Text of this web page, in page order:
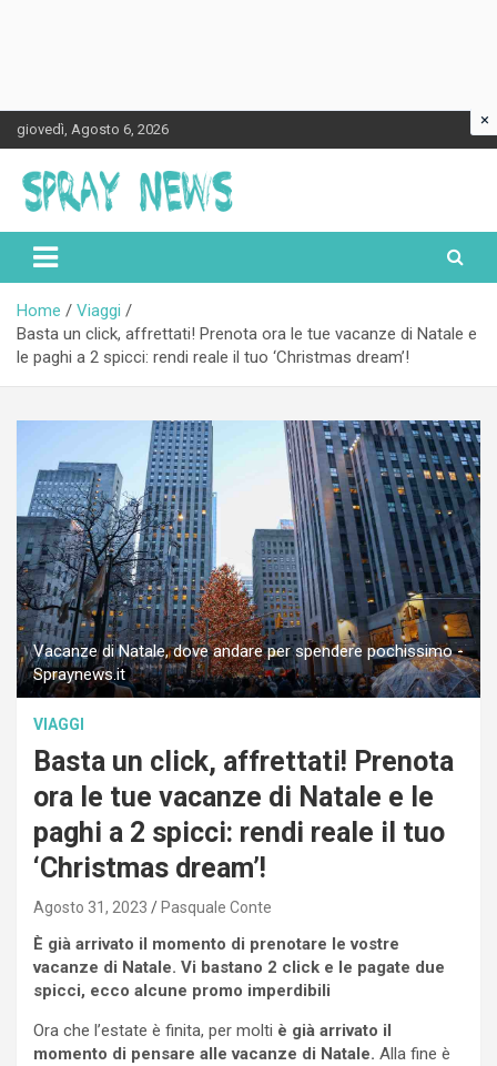
Skip
to
content
giovedì, Agosto 6, 2026
Spraynews.it
Home
Viaggi
Basta un click, affrettati! Prenota ora le tue vacanze di Natale e
le paghi a 2 spicci: rendi reale il tuo ‘Christmas dream’!
Vacanze di Natale, dove andare per spendere pochissimo -
Spraynews.it
VIAGGI
Basta un click, affrettati! Prenota
ora le tue vacanze di Natale e le
paghi a 2 spicci: rendi reale il tuo
‘Christmas dream’!
Agosto 31, 2023 Pasquale Conte
È già arrivato il momento di prenotare le vostre
vacanze di Natale. Vi bastano 2 click e le pagate due
spicci, ecco alcune promo imperdibili
Ora che l’estate è finita, per molti è già arrivato il
momento di pensare alle vacanze di Natale. Alla fine è
×